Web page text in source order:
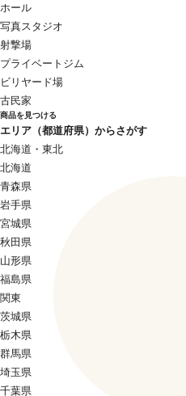
ホール
写真スタジオ
射撃場
プライベートジム
ビリヤード場
古民家
商品を見つける
エリア（都道府県）からさがす
北海道・東北
北海道
青森県
岩手県
宮城県
秋田県
山形県
福島県
関東
茨城県
栃木県
群馬県
埼玉県
千葉県